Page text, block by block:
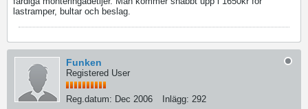
lastramper, bultar och beslag.
Funken
Registered User
Reg.datum: Dec 2006 Inlägg: 292